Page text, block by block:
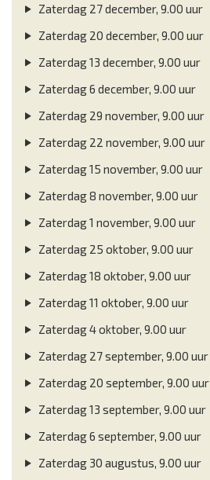
Zaterdag 27 december, 9.00 uur
Zaterdag 20 december, 9.00 uur
Zaterdag 13 december, 9.00 uur
Zaterdag 6 december, 9.00 uur
Zaterdag 29 november, 9.00 uur
Zaterdag 22 november, 9.00 uur
Zaterdag 15 november, 9.00 uur
Zaterdag 8 november, 9.00 uur
Zaterdag 1 november, 9.00 uur
Zaterdag 25 oktober, 9.00 uur
Zaterdag 18 oktober, 9.00 uur
Zaterdag 11 oktober, 9.00 uur
Zaterdag 4 oktober, 9.00 uur
Zaterdag 27 september, 9.00 uur
Zaterdag 20 september, 9.00 uur
Zaterdag 13 september, 9.00 uur
Zaterdag 6 september, 9.00 uur
Zaterdag 30 augustus, 9.00 uur